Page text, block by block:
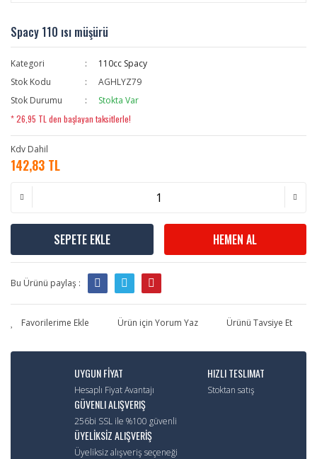
Spacy 110 ısı müşürü
Kategori
110cc Spacy
Stok Kodu
AGHLYZ79
Stok Durumu
Stokta Var
* 26,95 TL den başlayan taksitlerle!
Kdv Dahil
142,83 TL
SEPETE EKLE HEMEN AL
Bu Ürünü paylaş :
Ürün için Yorum Yaz Ürünü Tavsiye Et
UYGUN FİYAT
Hesaplı Fiyat Avantajı
HIZLI TESLIMAT
Stoktan satış
GÜVENLI ALIŞVERIŞ
256bi SSL ile %100 güvenli
ÜYELİKSİZ ALIŞVERİŞ
Üyeliksiz alışveriş seçeneği